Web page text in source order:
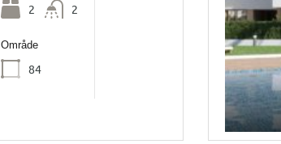
2 2
Område
84